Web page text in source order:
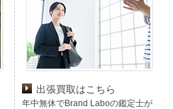
出張買取はこちら
年中無休でBrand Laboの鑑定士が